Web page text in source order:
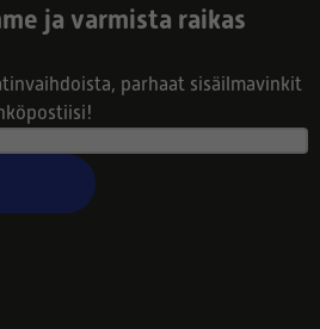
ja varmista raikas
parhaat sisäilmavinkit